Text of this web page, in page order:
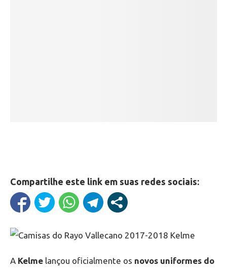
Compartilhe este link em suas redes sociais:
A Kelme lançou oficialmente os novos uniformes do